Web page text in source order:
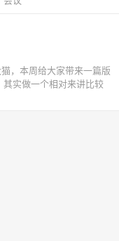
猫，本周给大家带来一篇版
实做一个相对来讲比较